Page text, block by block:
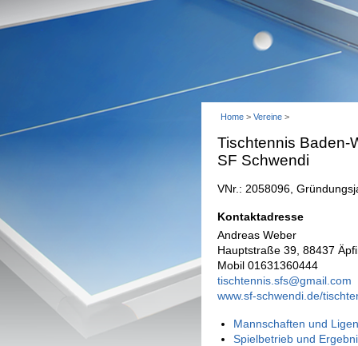
Home > Vereine >
Tischtennis Baden-
SF Schwendi
VNr.: 2058096,
Kontaktadresse
Andreas Weber
Hauptstraße 39, 88437
Mobil 01631360444
tischtennis.sfs@gmail.com
www.sf-schwendi.de/
Mannschaften und
Spielbetrieb und